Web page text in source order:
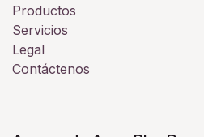
Productos
Servicios
Legal
Contáctenos